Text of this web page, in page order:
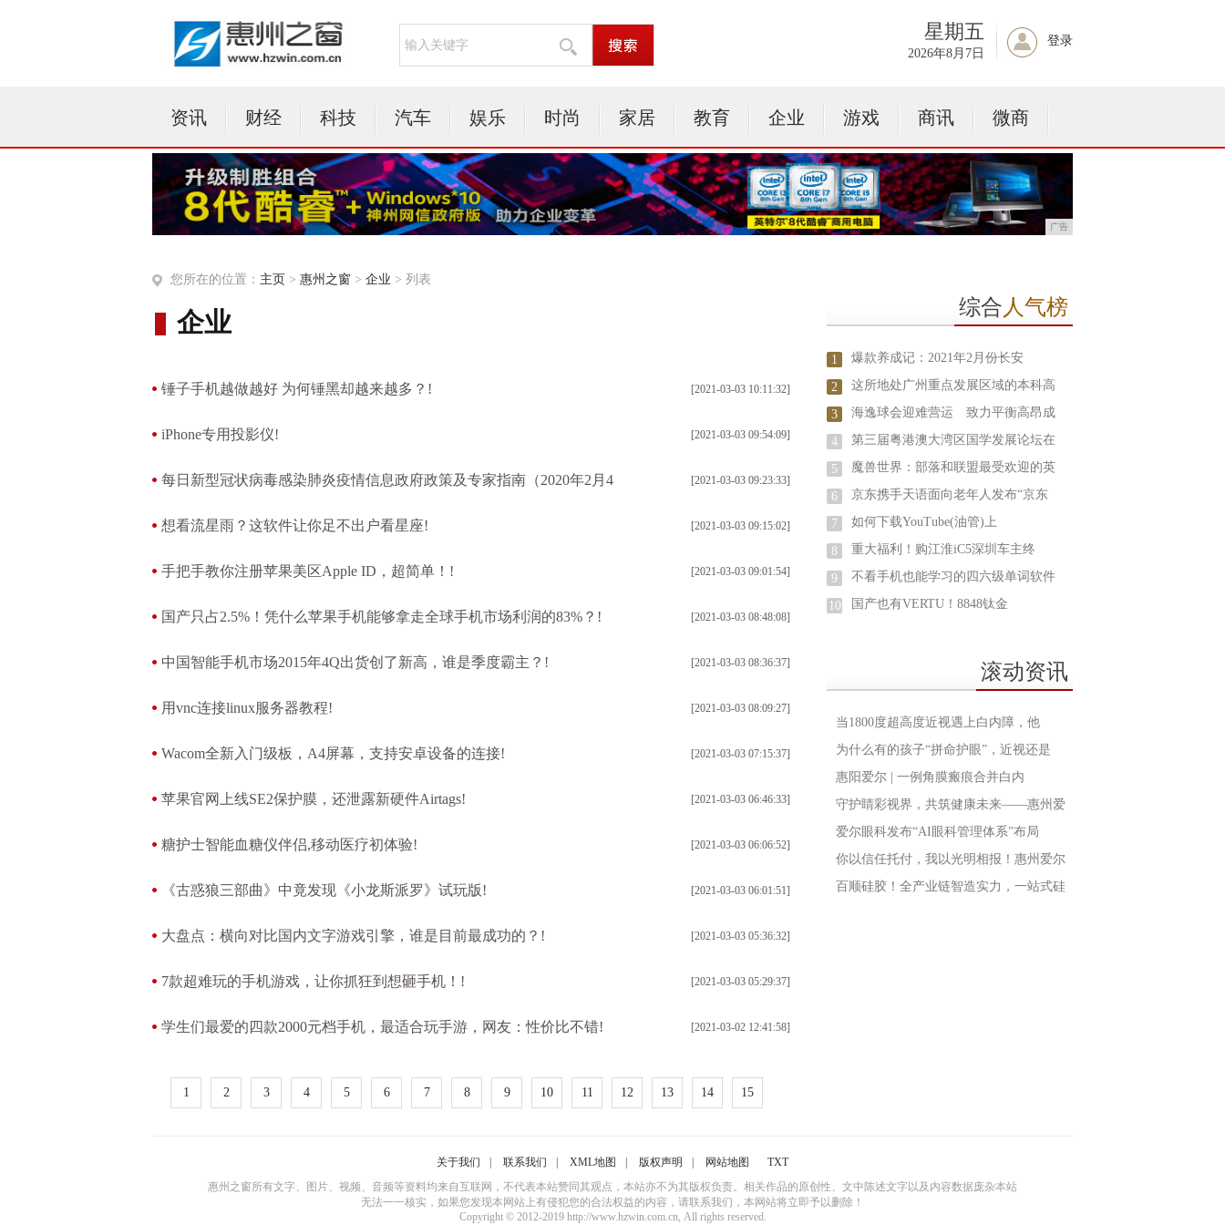
星期五
2026年8月7日
登录
资讯 财经 科技 汽车 娱乐 时尚 家居 教育 企业 游戏 商讯 微商
广告
您所在的位置： 主页 > 惠州之窗 > 企业 > 列表
企业
锤子手机越做越好 为何锤黑却越来越多？! [2021-03-03 10:11:32]
iPhone专用投影仪! [2021-03-03 09:54:09]
每日新型冠状病毒感染肺炎疫情信息政府政策及专家指南（2020年2月4
[2021-03-03 09:23:33]
想看流星雨？这软件让你足不出户看星座! [2021-03-03 09:15:02]
手把手教你注册苹果美区Apple ID，超简单！! [2021-03-03 09:01:54]
国产只占2.5%！凭什么苹果手机能够拿走全球手机市场利润的83%？! [2021-03-03 08:48:08]
中国智能手机市场2015年4Q出货创了新高，谁是季度霸主？! [2021-03-03 08:36:37]
用vnc连接linux服务器教程! [2021-03-03 08:09:27]
Wacom全新入门级板，A4屏幕，支持安卓设备的连接! [2021-03-03 07:15:37]
苹果官网上线SE2保护膜，还泄露新硬件Airtags! [2021-03-03 06:46:33]
糖护士智能血糖仪伴侣,移动医疗初体验! [2021-03-03 06:06:52]
《古惑狼三部曲》中竟发现《小龙斯派罗》试玩版! [2021-03-03 06:01:51]
大盘点：横向对比国内文字游戏引擎，谁是目前最成功的？! [2021-03-03 05:36:32]
7款超难玩的手机游戏，让你抓狂到想砸手机！! [2021-03-03 05:29:37]
学生们最爱的四款2000元档手机，最适合玩手游，网友：性价比不错! [2021-03-02 12:41:58]
1 2 3 4 5 6 7 8 9 10 11 12 13 14 15
综合 人气榜
1 爆款养成记：2021年2月份长安
2 这所地处广州重点发展区域的本科高
3 海逸球会迎难营运 致力平衡高昂成
4 第三届粤港澳大湾区国学发展论坛在
5 魔兽世界：部落和联盟最受欢迎的英
6 京东携手天语面向老年人发布“京东
7 如何下载YouTube(油管)上
8 重大福利！购江淮iC5深圳车主终
9 不看手机也能学习的四六级单词软件
10 国产也有VERTU！8848钛金
滚动资讯
当1800度超高度近视遇上白内障，他
为什么有的孩子“拼命护眼”，近视还是
​惠阳爱尔 | 一例角膜瘢痕合并白内
守护睛彩视界，共筑健康未来——惠州爱
爱尔眼科发布“AI眼科管理体系”布局
你以信任托付，我以光明相报！惠州爱尔
百顺硅胶！全产业链智造实力，一站式硅
关于我们 联系我们 XML地图 版权声明 网站地图
TXT
惠州之窗所有文字、图片、视频、音频等资料均来自互联网，不代表本站赞同其观点，本站亦不为其版权负责。相关作品的原创性、文中陈述文字以及内容数据庞杂本站
无法一一核实，如果您发现本网站上有侵犯您的合法权益的内容，请联系我们，本网站将立即予以删除！
Copyright © 2012-2019 http://www.hzwin.com.cn, All rights reserved.